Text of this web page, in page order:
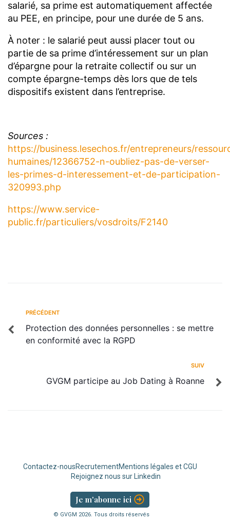
salarié, sa prime est automatiquement affectée
au PEE, en principe, pour une durée de 5 ans.
À noter : le salarié peut aussi placer tout ou
partie de sa prime d’intéressement sur un plan
d’épargne pour la retraite collectif ou sur un
compte épargne-temps dès lors que de tels
dispositifs existent dans l’entreprise.
Sources :
https://business.lesechos.fr/entrepreneurs/
humaines/12366752-n-oubliez-pas-de-verser-
les-primes-d-interessement-et-de-participation-
320993.php
https://www.service-
public.fr/particuliers/vosdroits/F2140
PRÉCÉDENT
Protection des données personnelles : se mettre
en conformité avec la RGPD
SUIV
GVGM participe au Job Dating à Roanne
Contactez-nousRecrutementMentions légales et CGU
Rejoignez nous sur Linkedin
Je m'abonne ici
© GVGM 2026. Tous droits réservés